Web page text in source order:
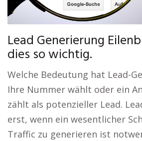
Lead Generierung
dies so wichtig.
Welche Bedeutung hat Lead-
Ihre Nummer wählt oder ein
zählt als potenzieller Lead.
erst, wenn ein wesentlicher
Traffic zu generieren ist